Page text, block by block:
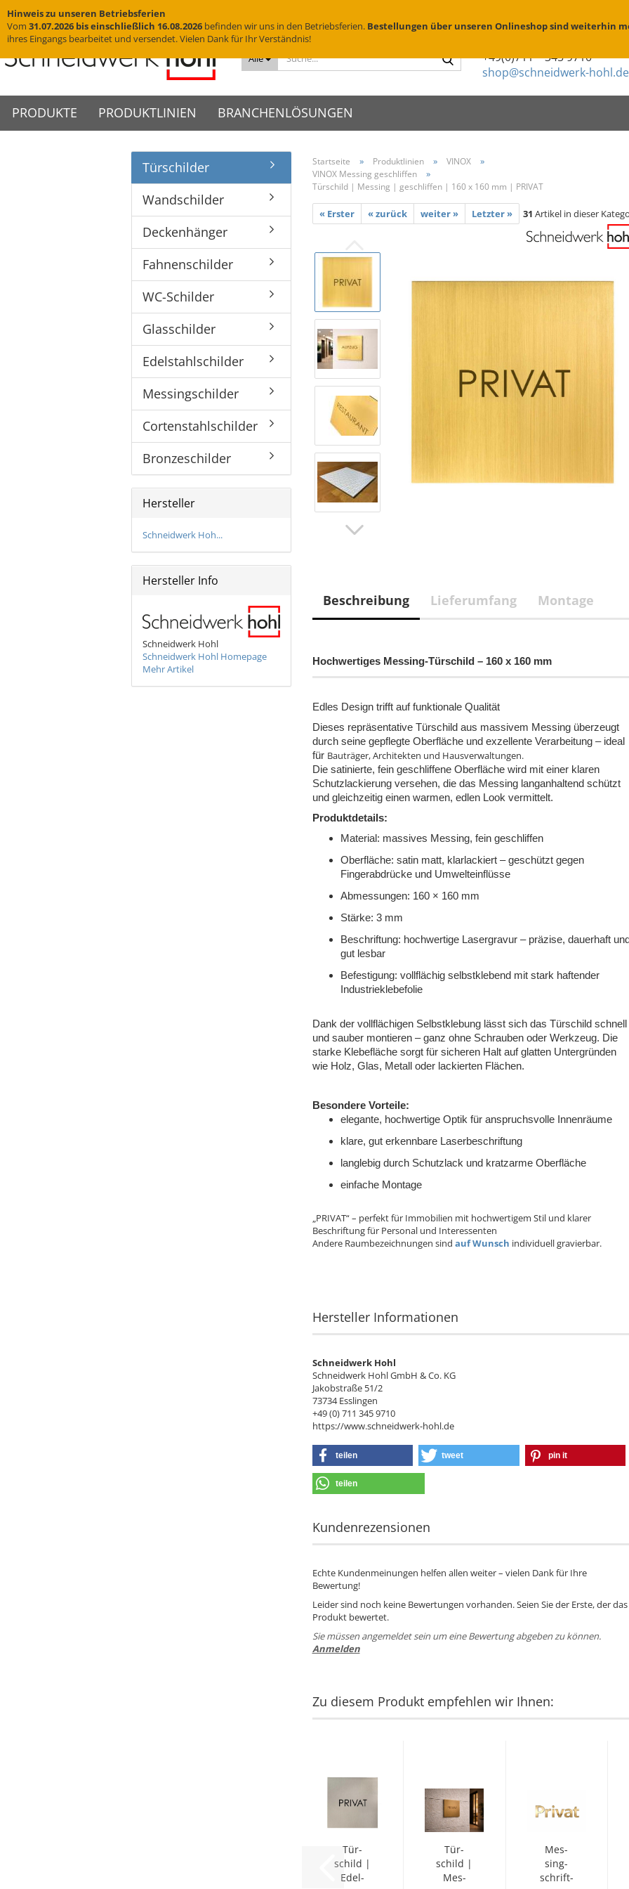
Alle
+49(0)711 – 345 9710
shop@schneidwerk-hohl.de
Hinweis zu unseren Betriebsferien
Vom 31.07.2026 bis einschließlich 16.08.2026 befinden wir uns in den Betriebsferien. Bestellungen über unseren Onlineshop sind weiterhin
ihres Eingangs bearbeitet und versendet. Vielen Dank für Ihr Verständnis!
PRODUKTE
Wandschilder
Fahnenschilder
WC-Schilder
Glasschilder
Edelstahlschilder
Messingschilder
Cortenstahlschilder
Bronzeschilder
Grabschilder
Sprühschablonen Edelstahl
Brennschablonen für Holz
Montage &
PRODUKTLINIEN
VIGO Wandschilder - Indoor
Outdoor
VIGO Deckenhänger
VIGO Fahnenschilder
VIGO Zubehör
VINOX Edelstahl
VINOX Messing geschliffen
VINOX Messing brüniert
BRANCHENLÖSUNGEN
Praxisschilder
Firmenschilder
Kanzleischilder
Startseite » Produktlinien » VINOX »
VINOX Messing geschliffen »
Türschild | Messing | geschliffen | 160 x 160 mm | PRIVAT
« Erster « zurück weiter » Letzter » 31 Artikel in dieser
Beschreibung Lieferumfang Montage
Hochwertiges Messing-Türschild – 160 x 160 mm
Edles Design trifft auf funktionale Qualität
Dieses repräsentative Türschild aus massivem Messing überzeugt
durch seine gepflegte Oberfläche und exzellente Verarbeitung – ideal
für Bauträger, Architekten und Hausverwaltungen.
Die satinierte, fein geschliffene Oberfläche wird mit einer klaren
Schutzlackierung versehen, die das Messing langanhaltend schützt
und gleichzeitig einen warmen, edlen Look vermittelt.
Produktdetails:
Material: massives Messing, fein geschliffen
Oberfläche: satin matt, klarlackiert – geschützt gegen
Fingerabdrücke und Umwelteinflüsse
Abmessungen: 160 × 160 mm
Stärke: 3 mm
Beschriftung: hochwertige Lasergravur – präzise, dauerhaft
gut lesbar
Befestigung: vollflächig selbstklebend mit stark haftender
Industrieklebefolie
Dank der vollflächigen Selbstklebung lässt sich das Türschild schnell
und sauber montieren – ganz ohne Schrauben oder Werkzeug. Die
starke Klebefläche sorgt für sicheren Halt auf glatten Untergründen
wie Holz, Glas, Metall oder lackierten Flächen.
Besondere Vorteile:
elegante, hochwertige Optik für anspruchsvolle Innenräume
klare, gut erkennbare Laserbeschriftung
langlebig durch Schutzlack und kratzarme Oberfläche
einfache Montage
„PRIVAT“ – perfekt für Immobilien mit hochwertigem Stil und klarer
Beschriftung für Personal und Interessenten
Andere Raumbezeichnungen sind auf Wunsch individuell gravierbar.
Hersteller Informationen
Schneidwerk Hohl
Schneidwerk Hohl GmbH & Co. KG
Jakobstraße 51/2
73734 Esslingen
+49 (0) 711 345 9710
https://www.schneidwerk-hohl.de
teilen tweet pin it
teilen
Kundenrezensionen
Echte Kundenmeinungen helfen allen weiter – vielen Dank für Ihre
Bewertung!
Leider sind noch keine Bewertungen vorhanden. Seien Sie der Erste, der das
Produkt bewertet.
Sie müssen angemeldet sein um eine Bewertung abgeben zu können.
Anmelden
Zu diesem Produkt empfehlen wir Ihnen:
Tür­
schild |
Edel­
Tür­
schild |
Mes­
Mes­
sing­
schrift­
Türschilder
Wandschilder
Deckenhänger
Fahnenschilder
WC-Schilder
Glasschilder
Edelstahlschilder
Messingschilder
Cortenstahlschilder
Bronzeschilder
Hersteller
Schneidwerk Hoh...
Hersteller Info
Schneidwerk Hohl
Schneidwerk Hohl Homepage
Mehr Artikel